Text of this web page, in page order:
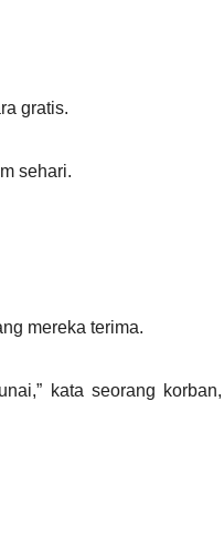
gratis.
sehari.
mereka terima.
kata seorang korban,